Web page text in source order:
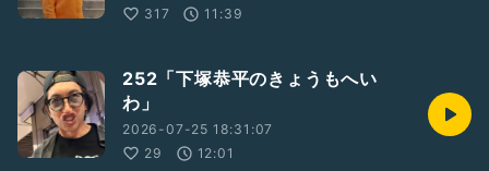
317
11:39
252「下塚恭平のきょうもへい
わ」
2026-07-25 18:31:07
29
12:01